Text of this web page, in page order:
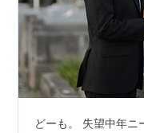
どーも。 失望中年ニ